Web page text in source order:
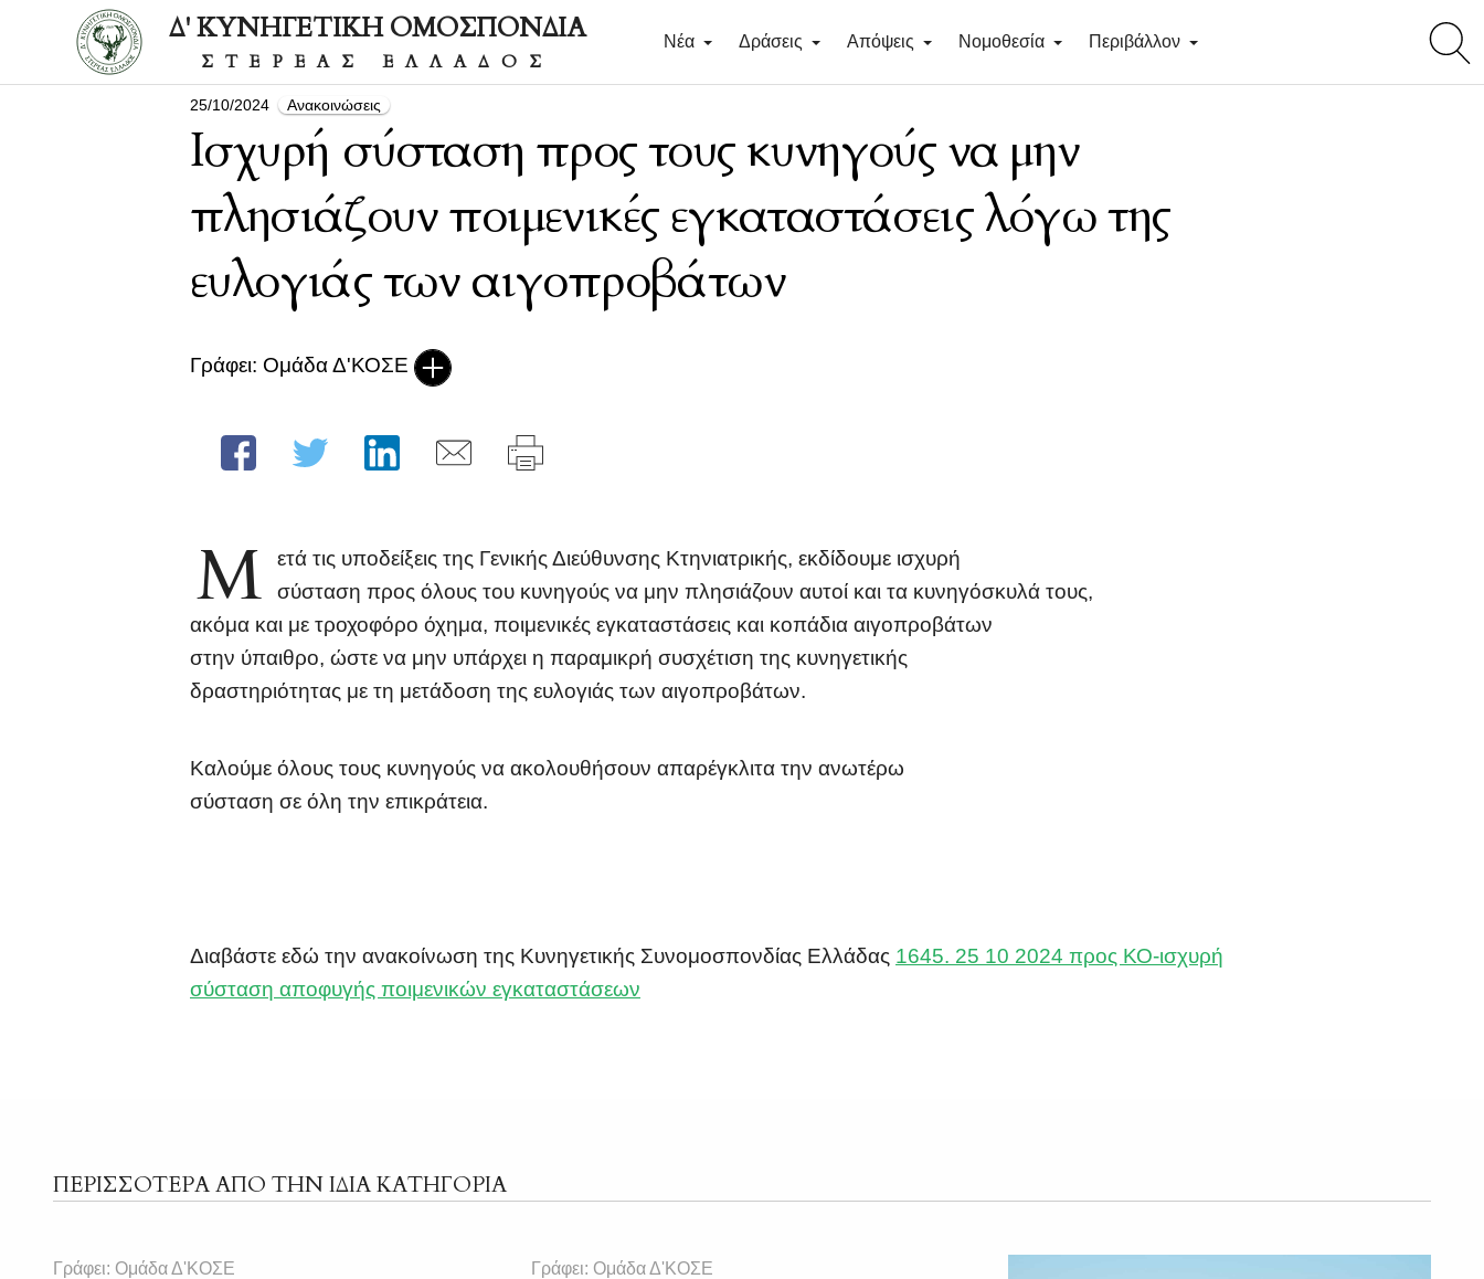
search
Δ' ΚΥΝΗΓΕΤΙΚΗ ΟΜΟΣΠΟΝΔΙΑ
ΣΤΕΡΕΑΣ ΕΛΛΑΔΟΣ
Νέα Δράσεις Απόψεις Νομοθεσία Περιβάλλον
25/10/2024 Ανακοινώσεις
Ισχυρή σύσταση προς τους κυνηγούς να μην
πλησιάζουν ποιμενικές εγκαταστάσεις λόγω της
ευλογιάς των αιγοπροβάτων
Γράφει: Ομάδα Δ'ΚΟΣΕ
Μ
ετά τις υποδείξεις της Γενικής Διεύθυνσης Κτηνιατρικής, εκδίδουμε ισχυρή
σύσταση προς όλους του κυνηγούς να μην πλησιάζουν αυτοί και τα κυνηγόσκυλά τους,
ακόμα και με τροχοφόρο όχημα, ποιμενικές εγκαταστάσεις και κοπάδια αιγοπροβάτων
στην ύπαιθρο, ώστε να μην υπάρχει η παραμικρή συσχέτιση της κυνηγετικής
δραστηριότητας με τη μετάδοση της ευλογιάς των αιγοπροβάτων.
Καλούμε όλους τους κυνηγούς να ακολουθήσουν απαρέγκλιτα την ανωτέρω
σύσταση σε όλη την επικράτεια.
Διαβάστε εδώ την ανακοίνωση της Κυνηγετικής Συνομοσπονδίας Ελλάδας 1645. 25 10 2024 προς ΚΟ-ισχυρή
σύσταση αποφυγής ποιμενικών εγκαταστάσεων
ΠΕΡΙΣΣΟΤΕΡΑ ΑΠΟ ΤΗΝ ΙΔΙΑ ΚΑΤΗΓΟΡΙΑ
Γράφει: Ομάδα Δ'ΚΟΣΕ Γράφει: Ομάδα Δ'ΚΟΣΕ